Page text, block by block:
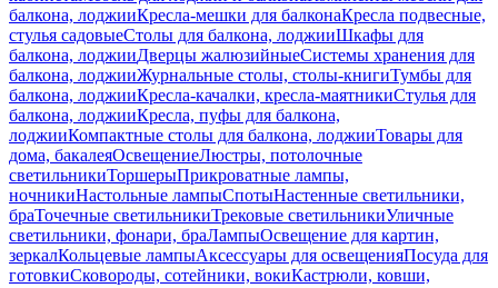
балкона, лоджииКресла-мешки для балконаКресла подвесные,
стулья садовыеСтолы для балкона, лоджииШкафы для
балкона, лоджииДверцы жалюзийныеСистемы хранения для
балкона, лоджииЖурнальные столы, столы-книгиТумбы для
балкона, лоджииКресла-качалки, кресла-маятникиСтулья для
балкона, лоджииКресла, пуфы для балкона,
лоджииКомпактные столы для балкона, лоджииТовары для
дома, бакалеяОсвещениеЛюстры, потолочные
светильникиТоршерыПрикроватные лампы,
ночникиНастольные лампыСпотыНастенные светильники,
браТочечные светильникиТрековые светильникиУличные
светильники, фонари, браЛампыОсвещение для картин,
зеркалКольцевые лампыАксессуары для освещенияПосуда для
готовкиСковороды, сотейники, вокиКастрюли, ковши,